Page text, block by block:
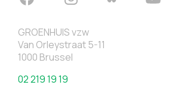
GROENHUIS vzw
Van Orleystraat 5-11
1000 Brussel
02 219 19 19